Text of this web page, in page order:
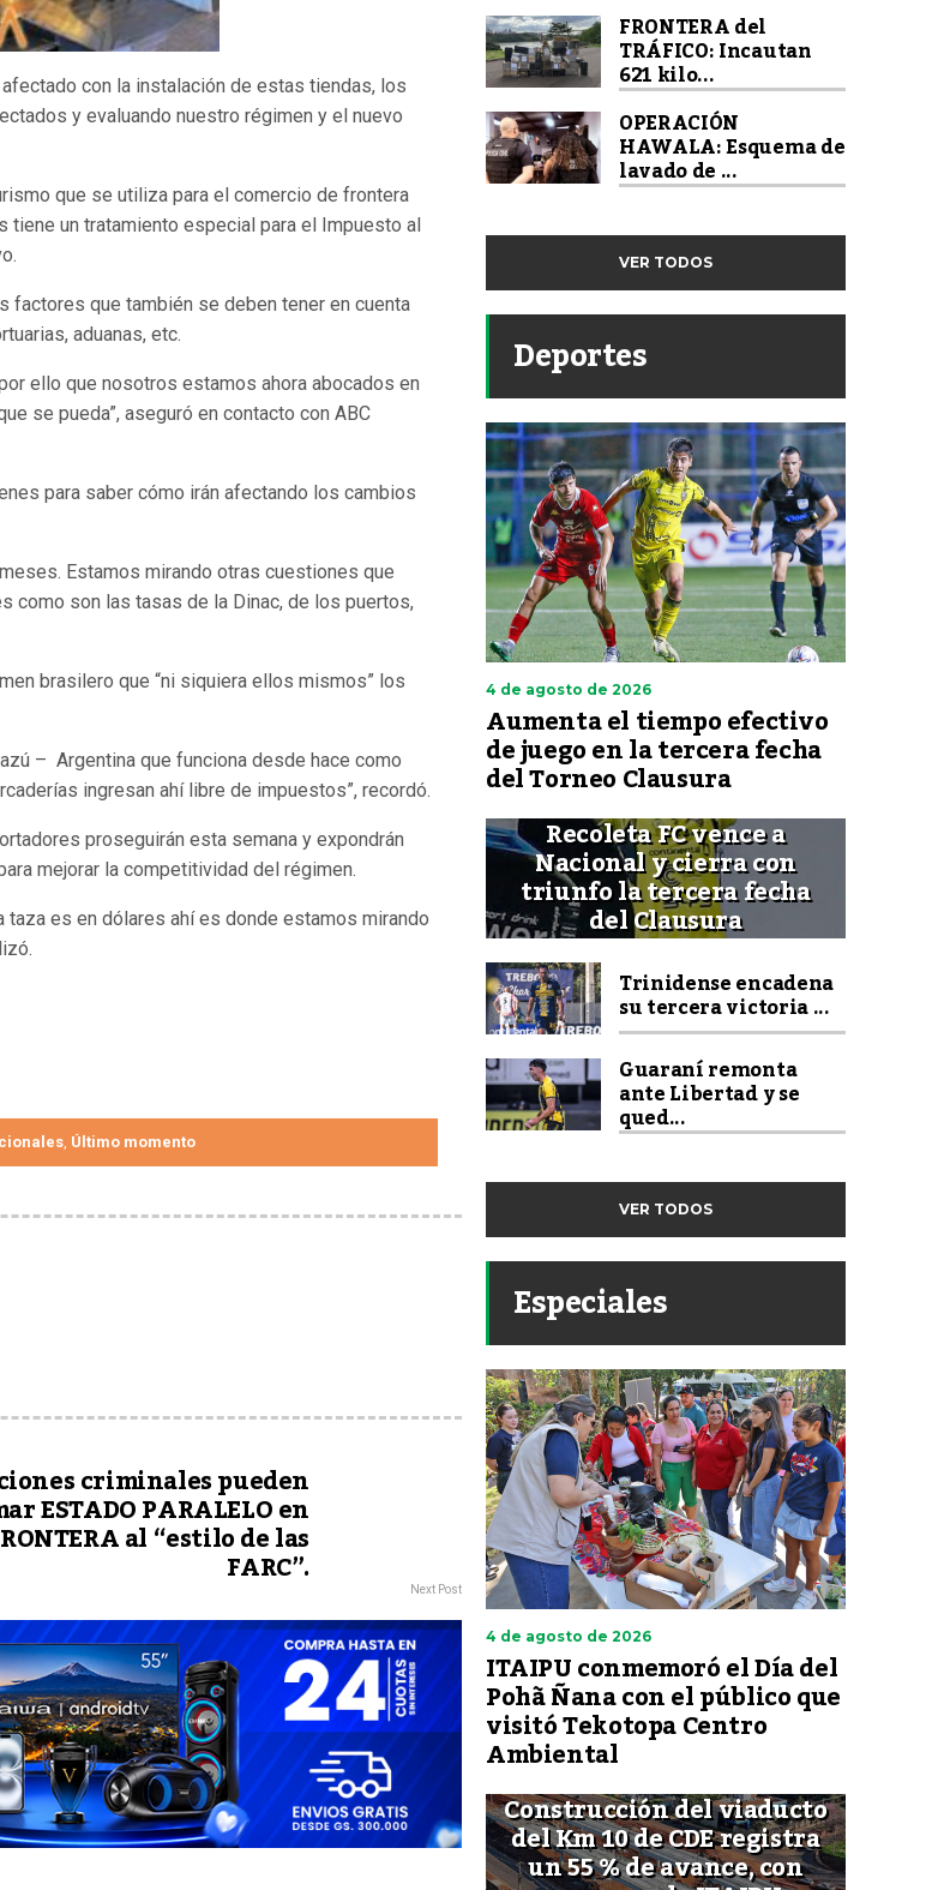
con la instalación de estas tiendas, los
y evaluando nuestro régimen y el nuevo
que se utiliza para el comercio de frontera
un tratamiento especial para el Impuesto al
factores que también se deben tener en cuenta
aduanas, etc.
ello que nosotros estamos ahora abocados en
se pueda”, aseguró en contacto con ABC
para saber cómo irán afectando los cambios
Estamos mirando otras cuestiones que
como son las tasas de la Dinac, de los puertos,
brasilero que “ni siquiera ellos mismos” los
– Argentina que funciona desde hace como
ingresan ahí libre de impuestos”, recordó.
proseguirán esta semana y expondrán
mejorar la competitividad del régimen.
taza es en dólares ahí es donde estamos mirando
, Último momento
criminales pueden
ESTADO PARALELO en
al “estilo de las
FARC”. Next Post
FRONTERA del
TRÁFICO: Incautan
621 kilo...
OPERACIÓN
HAWALA: Esquema de
lavado de ...
VER TODOS
Deportes
4 de agosto de 2026
Aumenta el tiempo efectivo
de juego en la tercera fecha
del Torneo Clausura
Recoleta FC vence a
Nacional y cierra con
triunfo la tercera fecha
del Clausura
Trinidense encadena
su tercera victoria ...
Guaraní remonta
ante Libertad y se
qued...
VER TODOS
Especiales
4 de agosto de 2026
ITAIPU conmemoró el Día del
Pohã Ñana con el público que
visitó Tekotopa Centro
Ambiental
Construcción del viaducto
del Km 10 de CDE registra
un 55 % de avance, con